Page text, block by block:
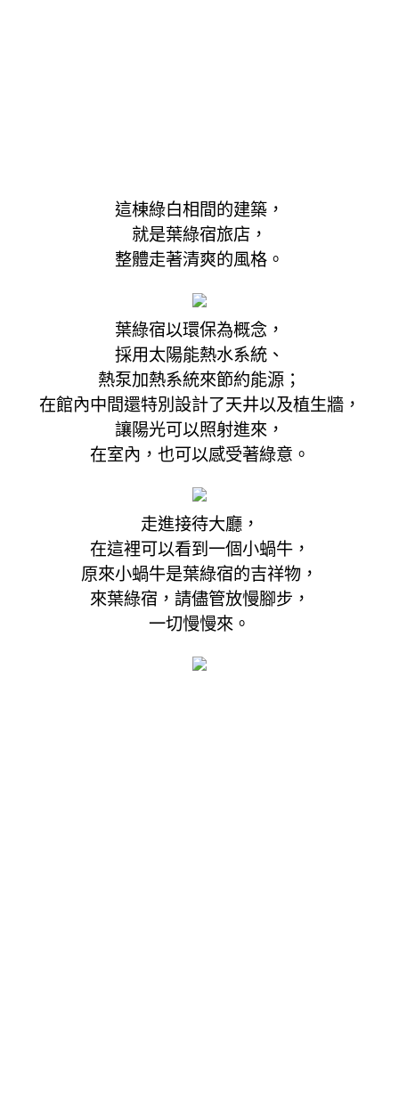
這棟綠白相間的建築，
就是葉綠宿旅店，
整體走著清爽的風格。
葉綠宿以環保為概念，
採用太陽能熱水系統、
熱泵加熱系統來節約能源；
在館內中間還特別設計了天井以及植生牆，
讓陽光可以照射進來，
在室內，也可以感受著綠意。
走進接待大廳，
在這裡可以看到一個小蝸牛，
原來小蝸牛是葉綠宿的吉祥物，
來葉綠宿，請儘管放慢腳步，
一切慢慢來。